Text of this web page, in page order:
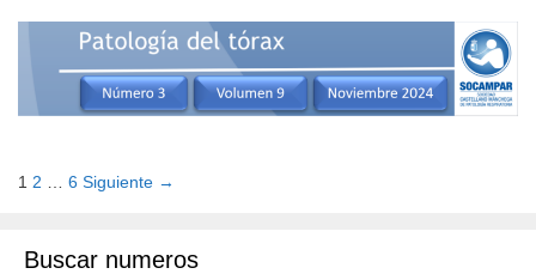
1 2 6 Siguiente →
Buscar numeros